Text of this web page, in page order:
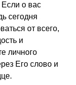
Если о вас
сегодня
от всего,
и
личного
Его слово и